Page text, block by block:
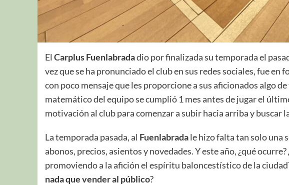
El Carplus Fuenlabradadio por finalizada su temporada el
vez que se ha pronunciado el club en sus redes sociales, fue en
con poco mensaje que les proporcione a sus aficionados algo
matemático del equipo se cumplió 1 mes antes de jugar el
motivación al club para comenzar a subir hacia arriba y buscar
La temporada pasada, al Fuenlabradale hizo falta tan solo una
abonos, precios, asientos y novedades. Y este año, ¿qué
promoviendo a la afición el espíritu baloncestístico de la
nada que vender al público?